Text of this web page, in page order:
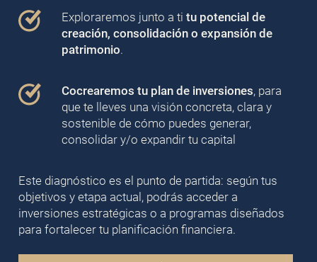
Exploraremos junto a ti tu potencial de
creación, consolidación o expansión de
patrimonio.
Cocrearemos tu plan de inversiones, para
que te lleves una visión concreta, clara y
sostenible de cómo puedes generar,
consolidar y/o expandir tu capital
Este diagnóstico es el punto de partida: según tus
objetivos y etapa actual, podrás acceder a
inversiones estratégicas o a programas diseñados
para fortalecer tu planificación financiera.